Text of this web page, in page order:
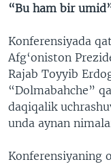
“Bu ham bir
Konferensiyada
Afg‘oniston
Rajab Toyyib
“Dolmabahche”
daqiqalik
unda aynan
Konferensiyaning